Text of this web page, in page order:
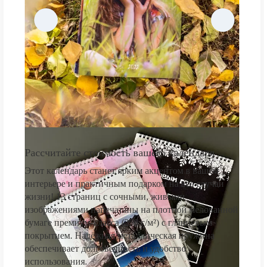
Рассчитайте стоимость вашего календаря
Этот календарь станет ярким акцентом в вашем
интерьере и практичным подарком на все случаи
жизни! 13 страниц с сочными, живыми
изображениями напечатаны на плотной мелованной
бумаге премиум-класса (250 г/м²) с глянцевым
покрытием. Надёжная металлическая пружина
обеспечивает долговечность и удобство
использования.